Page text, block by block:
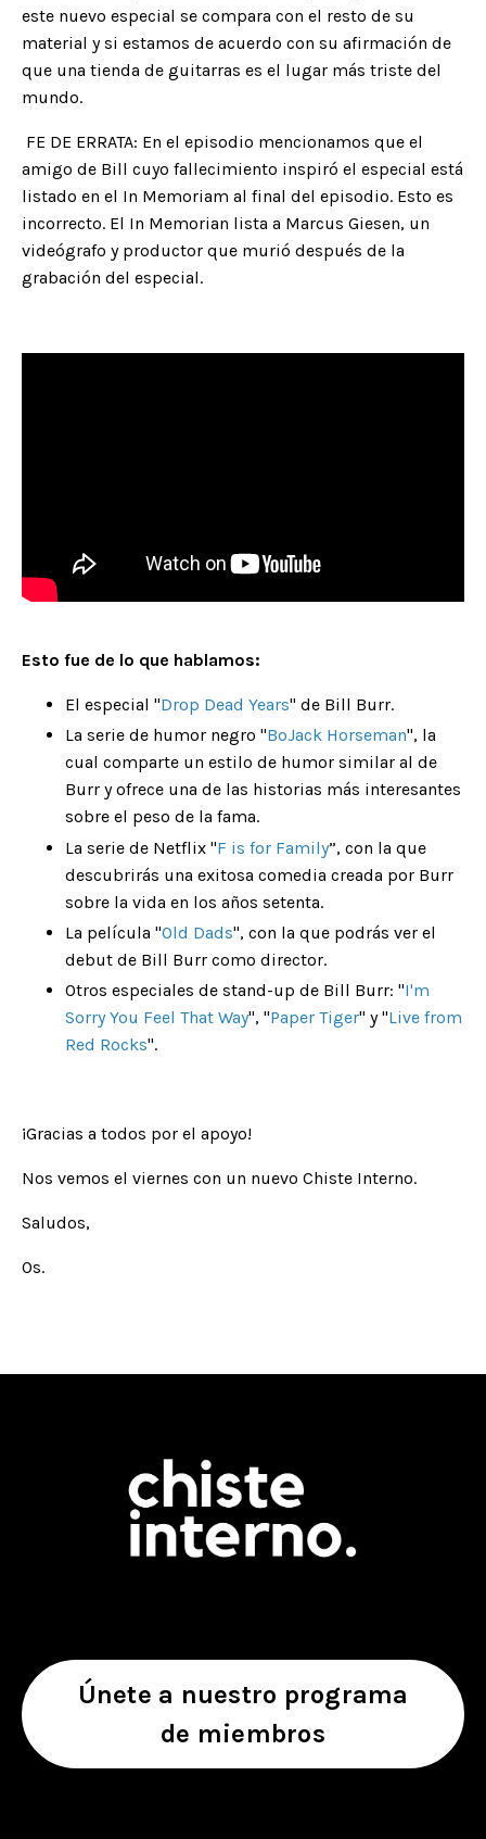
este nuevo especial se compara con el resto de su
material y si estamos de acuerdo con su afirmación de
que una tienda de guitarras es el lugar más triste del
mundo.
FE DE ERRATA: En el episodio mencionamos que el
amigo de Bill cuyo fallecimiento inspiró el especial está
listado en el In Memoriam al final del episodio. Esto es
incorrecto. El In Memorian lista a Marcus Giesen, un
videógrafo y productor que murió después de la
grabación del especial.
Esto fue de lo que hablamos:
El especial "Drop Dead Years" de Bill Burr.
La serie de humor negro "BoJack Horseman", la
cual comparte un estilo de humor similar al de
Burr y ofrece una de las historias más interesantes
sobre el peso de la fama.
La serie de Netflix "F is for Family”, con la que
descubrirás una exitosa comedia creada por Burr
sobre la vida en los años setenta.
La película "Old Dads", con la que podrás ver el
debut de Bill Burr como director.
Otros especiales de stand-up de Bill Burr: "I'm
Sorry You Feel That Way", "Paper Tiger" y "Live from
Red Rocks".
¡Gracias a todos por el apoyo!
Nos vemos el viernes con un nuevo Chiste Interno.
Saludos,
Os.
Únete a nuestro programa
de miembros